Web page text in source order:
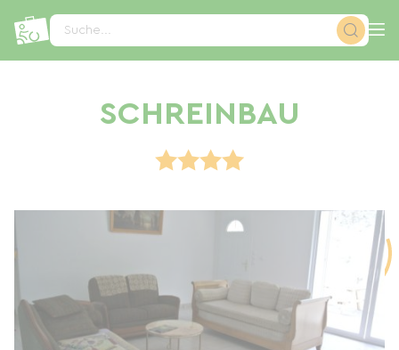
Suche...
SCHREINBAU
Cookie-Einstellungen